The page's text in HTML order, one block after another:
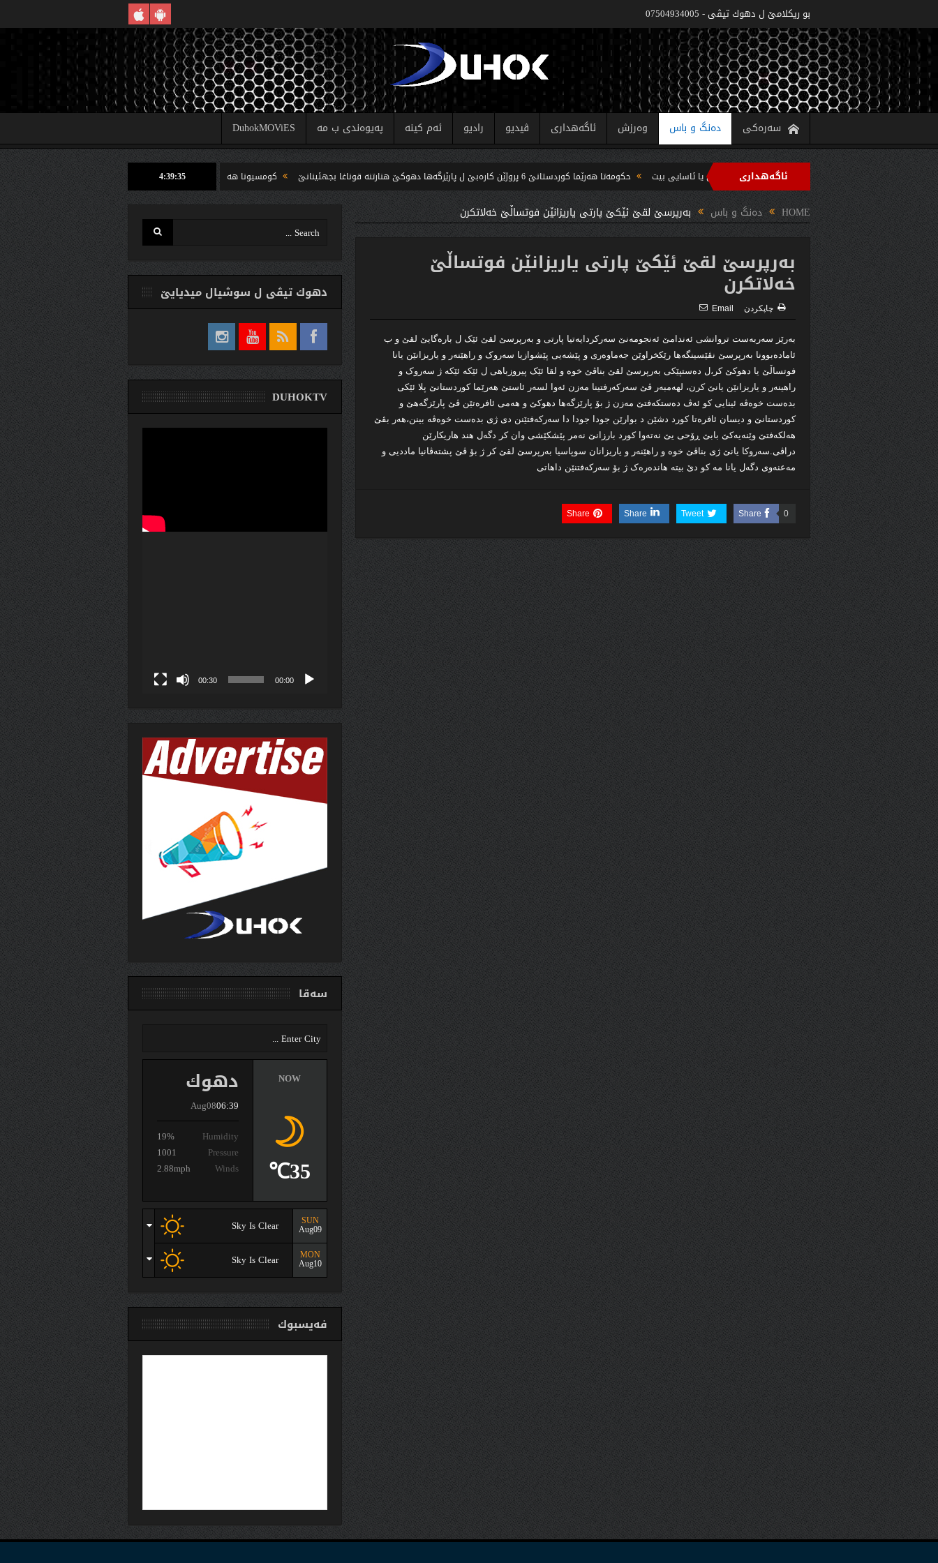
بو ريكلامێ ل دهوك تیڤی - 07504934005
سەرەکی دەنگ و باس وەرزش ئاگەهداری ڤیدیو رادیو ئەم کینە پەیوەندی ب مە DuhokMOViES
ئاگەهداریوه‌زاره‌تا په‌روه‌ردێ: ده‌واما سالا خواندنێ 2022/2021 دێ یا ئاسایى بیت حکومەتا هەرێما کوردستانێ 6 پروژێن کارەبێ ل پارێزگەها دهوکێ هنارتنه‌ قوناغا بجهئینانێ
كومسیونا هه‌لبژارتنان ل شێخان ب رێكا دهوك تیڤى داخوازێ ژ وه‌لاتییان دكه‌ت
ب سه‌رپه‌رشتیا مه‌سرور بارزانى جڤاتا وه‌زیران كومبوو و چه‌ندین بریار ده‌رئێخستن
4:39:35
HOME دەنگ و باس بەرپرسێ لقێ ئێكێ پارتی یاریزانێن فوتساڵێ خەلاتكرن
بەرپرسێ لقێ ئێكێ پارتی یاریزانێن فوتساڵێ
خەلاتكرن
چاپكردن Email
بەرێز سەربەست تروانشی ئەندامێ ئەنجومەنێ سەرکردایەتیا پارتی و بەرپرسێ لقێ ئێک ل بارەگایێ لقێ و ب
ئامادەبوونا بەرپرسێ نڤێسینگەها رێکخراوێن جەماوەری و پێشەیی پێشوازیا سەروک و را‌هێنەر و یاریزانێن یانا
فوتساڵێ یا دهوکێ کر،ل دەستپێکی بەرپرسێ لقێ بناڤێ خوە و لقا ئێک پیروزباهی ل ئێکە ئێکە ژ سەروک و
راهینەر و یاریزانێن یانێ کرن، لهەمبەر ڤێ سەرکەرفتینا مەزن ئەوا لسەر ئاستێ هەرێما کوردستانێ پلا ئێکی
بدەست خوەڤە ئینایی کو ئەڤ دەستکەفتێ مەزن ژ بۆ پارێزگەها دهوکێ و هەمی ئافرەتێن ڤێ پارێزگەهێ و
کوردستانێ و دیسان ئافرەتا كورد دشێن د بوارێن جودا جودا دا سەركەفتێنن دی ژی بدەست خوەڤە بینن،هەر بڤێ
هەلکەفتێ وێنەیەکێ بابێ ڕۆحی یێ نەتەوا کورد بارزانێ نەمر پێشکێشی وان کر دگەل هند هاریکارێن
دراڤی.سەروکا یانێ ژی بناڤێ خوە و راهێنەر و یاریزانان سوپاسیا بەرپرسێ لقێ کر ژ بۆ ڤێ پشتەڤانیا ماددیی و
مەعنەوی دگەل یانا مە کو دێ بیتە هاندەرەک ژ بۆ سەرکەفتنێن داهاتی
Share 0
Tweet
Share
Share
دهوك تیڤی ل سوشیال ميديایێ
DUHOKTV
00:00
00:30
سەقا
دهوك
Aug0806:39
Humidity
19%
Pressure
1001
Winds
2.88mph
NOW
35℃
SUN
Aug09
Sky Is Clear
MON
Aug10
Sky Is Clear
فەیسبوك